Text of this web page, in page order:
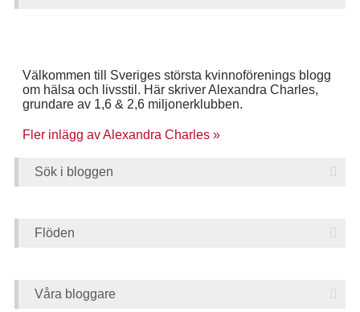
Välkommen till Sveriges största kvinnoförenings blogg
om hälsa och livsstil. Här skriver Alexandra Charles,
grundare av 1,6 & 2,6 miljonerklubben.
Fler inlägg av Alexandra Charles »
Sök i bloggen
Flöden
Våra bloggare